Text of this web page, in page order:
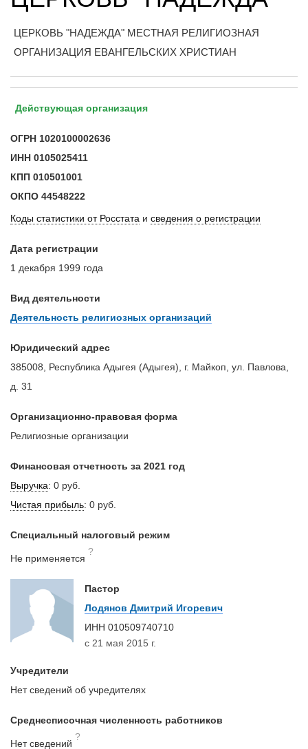
ЦЕРКОВЬ "НАДЕЖДА" МЕСТНАЯ РЕЛИГИОЗНАЯ
ОРГАНИЗАЦИЯ ЕВАНГЕЛЬСКИХ ХРИСТИАН
Действующая организация
ОГРН 1020100002636
ИНН 0105025411
КПП 010501001
ОКПО 44548222
Коды статистики от Росстата и сведения о регистрации
Дата регистрации
1 декабря 1999 года
Вид деятельности
Деятельность религиозных организаций
Юридический адрес
385008, Республика Адыгея (Адыгея), г. Майкоп, ул. Павлова,
д. 31
Организационно-правовая форма
Религиозные организации
Финансовая отчетность за 2021 год
Выручка: 0 руб.
Чистая прибыль: 0 руб.
Специальный налоговый режим
Не применяется
?
Пастор
Лодянов Дмитрий Игоревич
ИНН 010509740710
с 21 мая 2015 г.
Учредители
Нет сведений об учредителях
Среднесписочная численность работников
Нет сведений
?